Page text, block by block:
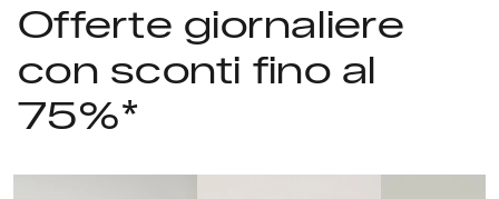
Offerte giornaliere
con sconti fino al
75%*